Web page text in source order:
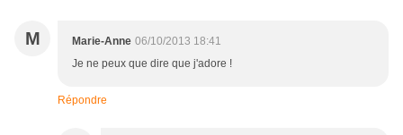
M Marie-Anne 06/10/2013 18:41
Je ne peux que dire que j'adore !
Répondre